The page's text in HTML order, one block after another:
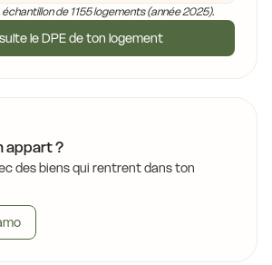
échantillon de 1155 logements (année 2025).
le DPE de ton logement
appart ?
des biens qui rentrent dans ton